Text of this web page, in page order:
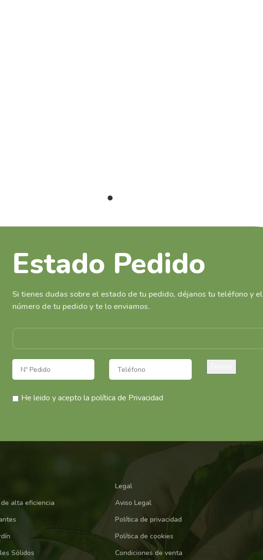
Estado Pedido
Si tienes dudas sobre el estado de tu pedido, déjanos tu teléfono y el
número de tu pedido y te lo enviamos.
He leido y acepto la política de Privacidad
alta eficiencia
Sólidos
Legal
Aviso Legal
Política de privacidad
Política de cookies
Condiciones de venta